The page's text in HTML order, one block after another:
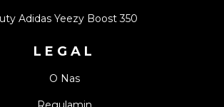
Adidas Yeezy Boost 350
LEGAL
O Nas